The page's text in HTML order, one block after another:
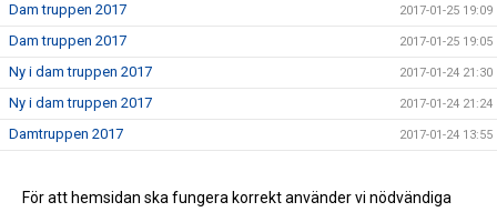
Dam truppen 2017 2017-01-25 19:09
Dam truppen 2017 2017-01-25 19:05
Ny i dam truppen 2017 2017-01-24 21:30
Ny i dam truppen 2017 2017-01-24 21:24
Damtruppen 2017 2017-01-24 13:55
Nu börjar vi sätta truppen 2017 2017-01-24 00:17
För att hemsidan ska fungera korrekt använder vi nödvändiga